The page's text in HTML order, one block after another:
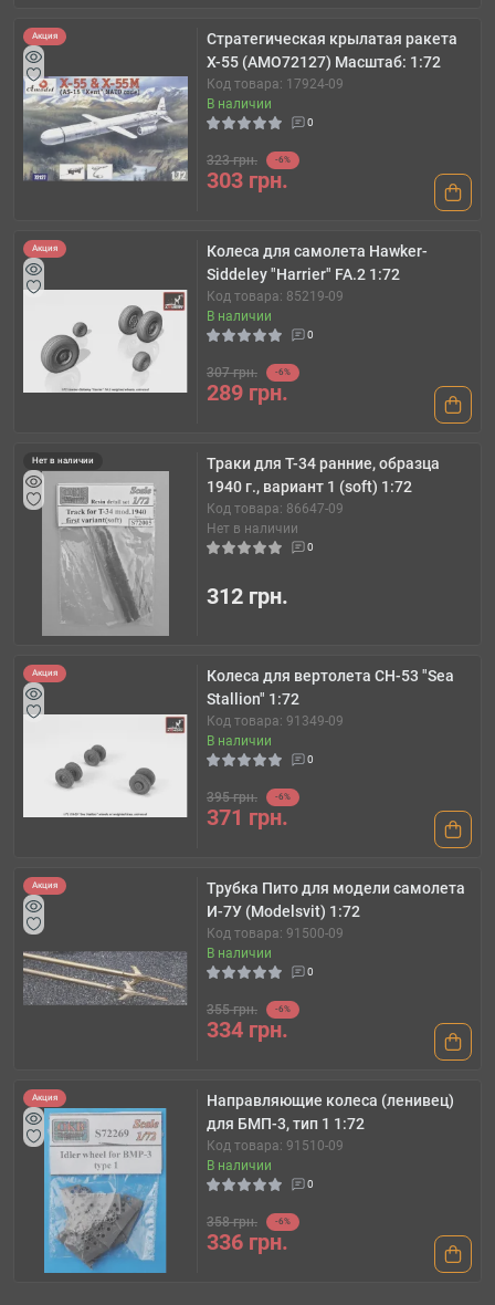
Акция
Стратегическая крылатая ракета
Х-55 (AMO72127) Масштаб: 1:72
Код товара: 17924-09
В наличии
0
323 грн. -6%
303 грн.
Акция
Колеса для самолета Hawker-
Siddeley "Harrier" FA.2 1:72
Код товара: 85219-09
В наличии
0
307 грн. -6%
289 грн.
Нет в наличии
Траки для Т-34 ранние, образца
1940 г., вариант 1 (soft) 1:72
Код товара: 86647-09
Нет в наличии
0
312 грн.
Акция
Колеса для вертолета CH-53 "Sea
Stallion" 1:72
Код товара: 91349-09
В наличии
0
395 грн. -6%
371 грн.
Акция
Трубка Пито для модели самолета
И-7У (Modelsvit) 1:72
Код товара: 91500-09
В наличии
0
355 грн. -6%
334 грн.
Акция
Направляющие колеса (ленивец)
для БМП-3, тип 1 1:72
Код товара: 91510-09
В наличии
0
358 грн. -6%
336 грн.